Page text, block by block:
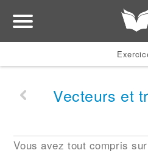
Vecteurs et
Vous avez tout compris